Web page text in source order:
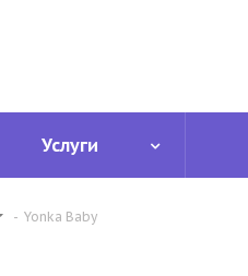
Услуги
- Yonka Baby